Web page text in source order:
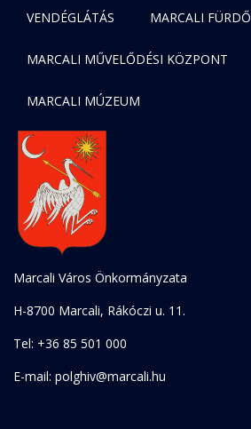
VENDÉGLÁTÁS MARCALI FÜRDŐ
MARCALI MŰVELŐDÉSI KÖZPONT
MARCALI MÚZEUM
Marcali Város Önkormányzata
H-8700 Marcali, Rákóczi u. 11.
Tel: +36 85 501 000
E-mail: polghiv@marcali.hu